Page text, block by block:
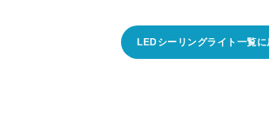
LEDシーリングライト一覧に